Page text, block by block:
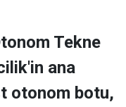
Tekne
ana
otonom botu,